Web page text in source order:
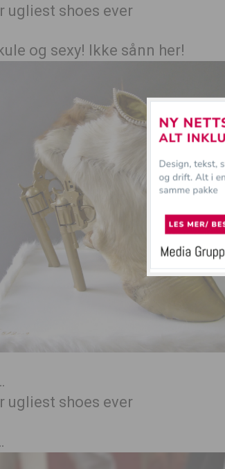
og sexy! Ikke sånn her!